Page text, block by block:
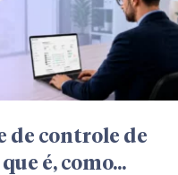
de controle de
é, como...